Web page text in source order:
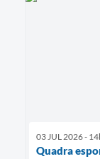
03 JUL 2026 -
Quadra